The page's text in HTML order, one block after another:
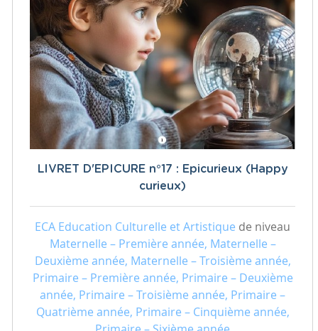
LIVRET D'EPICURE n°17 : Epicurieux (Happy
curieux)
ECA Education Culturelle et Artistique de niveau
Maternelle – Première année, Maternelle –
Deuxième année, Maternelle – Troisième année,
Primaire – Première année, Primaire – Deuxième
année, Primaire – Troisième année, Primaire –
Quatrième année, Primaire – Cinquième année,